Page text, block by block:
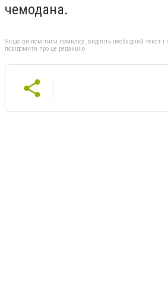
чемодана.
Якщо ви помітили помилку, виділіть необхідний текст і
повідомити про це редакцію